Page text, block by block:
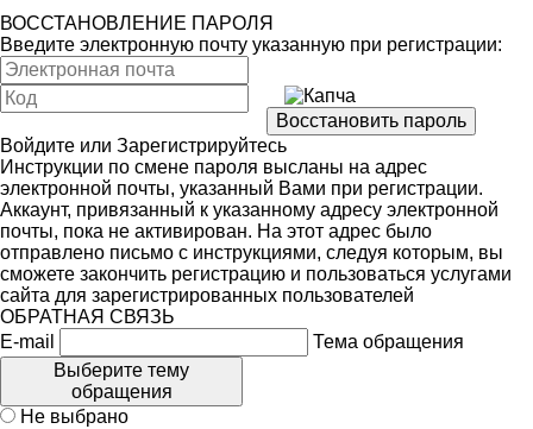
ВОССТАНОВЛЕНИЕ ПАРОЛЯ
Введите электронную почту указанную при регистрации:
Войдите или Зарегистрируйтесь
Инструкции по смене пароля высланы на адрес
электронной почты, указанный Вами при регистрации.
Аккаунт, привязанный к указанному адресу электронной
почты, пока не активирован. На этот адрес было
отправлено письмо с инструкциями, следуя которым, вы
сможете закончить регистрацию и пользоваться услугами
сайта для зарегистрированных пользователей
ОБРАТНАЯ СВЯЗЬ
E-mail
Тема обращения
Выберите тему
обращения
Не выбрано